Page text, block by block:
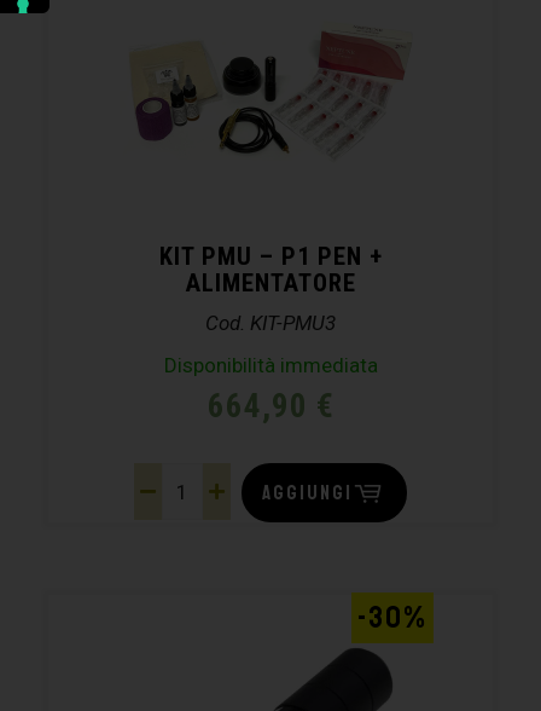
KIT PMU – P1 PEN +
ALIMENTATORE
Cod. KIT-PMU3
Disponibilità immediata
664,90 €
AGGIUNGI
-30%